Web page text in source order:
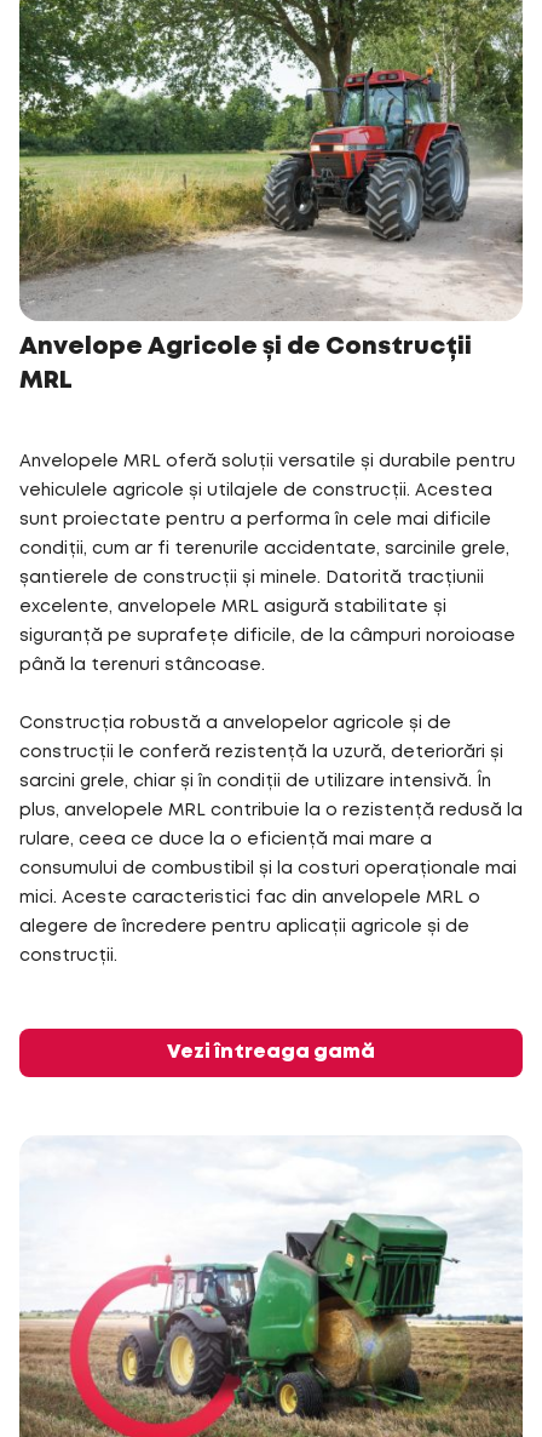
Anvelope Agricole și de Construcții
MRL
Anvelopele MRL oferă soluții versatile și durabile pentru
vehiculele agricole și utilajele de construcții. Acestea
sunt proiectate pentru a performa în cele mai dificile
condiții, cum ar fi terenurile accidentate, sarcinile grele,
șantierele de construcții și minele. Datorită tracțiunii
excelente, anvelopele MRL asigură stabilitate și
siguranță pe suprafețe dificile, de la câmpuri noroioase
până la terenuri stâncoase.
Construcția robustă a anvelopelor agricole și de
construcții le conferă rezistență la uzură, deteriorări și
sarcini grele, chiar și în condiții de utilizare intensivă. În
plus, anvelopele MRL contribuie la o rezistență redusă la
rulare, ceea ce duce la o eficiență mai mare a
consumului de combustibil și la costuri operaționale mai
mici. Aceste caracteristici fac din anvelopele MRL o
alegere de încredere pentru aplicații agricole și de
construcții.
Vezi întreaga gamă